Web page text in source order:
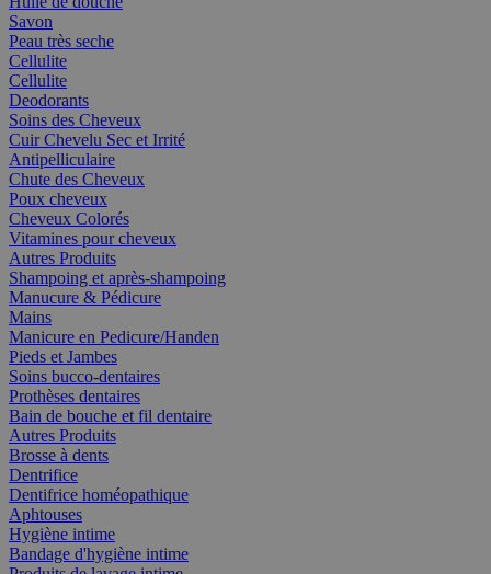
Savon
Peau très seche
Cellulite
Cellulite
Deodorants
Soins des Cheveux
Cuir Chevelu Sec et Irrité
Antipelliculaire
Chute des Cheveux
Poux cheveux
Cheveux Colorés
Vitamines pour cheveux
Autres Produits
Shampoing et après-shampoing
Manucure & Pédicure
Mains
Manicure en Pedicure/Handen
Pieds et Jambes
Soins bucco-dentaires
Prothèses dentaires
Bain de bouche et fil dentaire
Autres Produits
Brosse à dents
Dentrifice
Dentifrice homéopathique
Aphtouses
Hygiène intime
Bandage d'hygiène intime